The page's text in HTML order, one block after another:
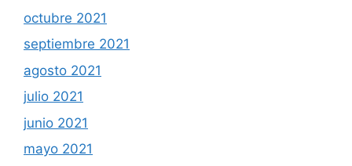
octubre 2021
septiembre 2021
agosto 2021
julio 2021
junio 2021
mayo 2021